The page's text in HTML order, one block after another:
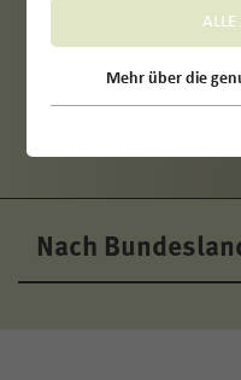
Nach
Mehr über die